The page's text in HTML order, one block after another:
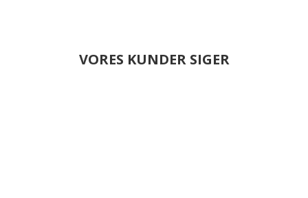
VORES KUNDER SIGER